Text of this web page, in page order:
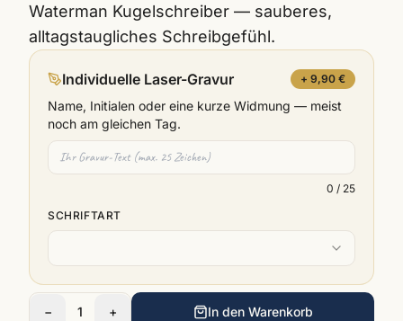
Waterman Kugelschreiber — sauberes,
alltagstaugliches Schreibgefühl.
Individuelle Laser-Gravur + 9,90 €
Name, Initialen oder eine kurze Widmung — meist
noch am gleichen Tag.
0 / 25
SCHRIFTART
− 1 + In den Warenkorb